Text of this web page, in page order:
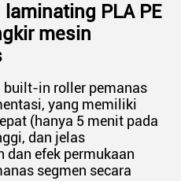
PLA PE
mesin
built-in roller pemanas
yang memiliki
(hanya 5 menit pada
dan jelas
dan efek permukaan
segmen secara